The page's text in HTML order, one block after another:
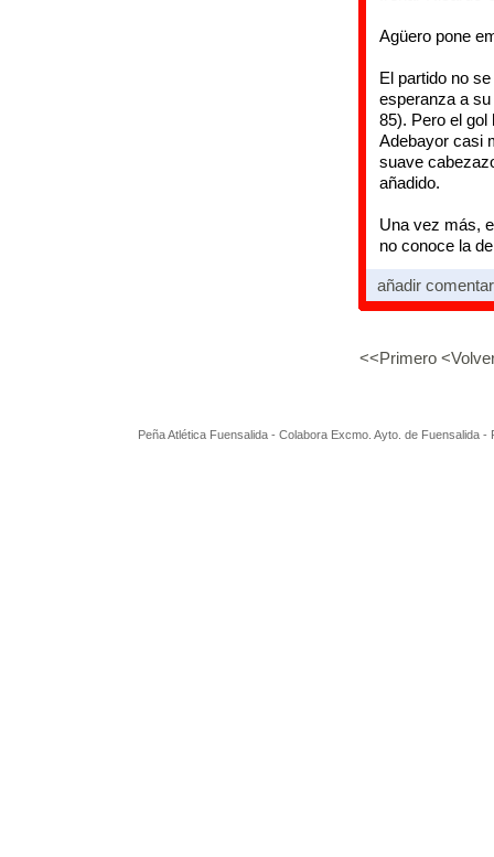
Agüero pone
El partido no
esperanza a
85). Pero el gol
Adebayor casi
suave
añadido.
Una vez más,
no conoce la
añadir
<<Primero
Peña Atlética Fuensalida - Colabora Excmo. Ayto. de Fuensalida